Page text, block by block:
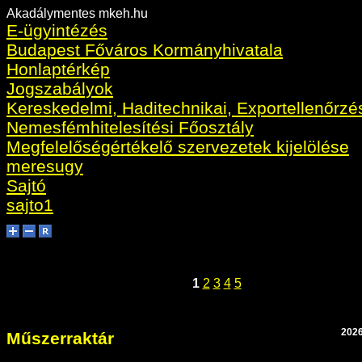
Akadálymentes mkeh.hu
E-ügyintézés
Budapest Főváros Kormányhivatala
Honlaptérkép
Jogszabályok
Kereskedelmi, Haditechnikai,
Nemesfémhitelesítési Főosztály
Megfelelőségértékelő szervezetek kijelölése
meresugy
Sajtó
sajto1
1 2 3 4 5
Műszerraktár